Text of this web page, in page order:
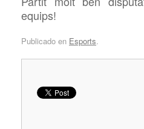
equips!
Publicado en Esports.